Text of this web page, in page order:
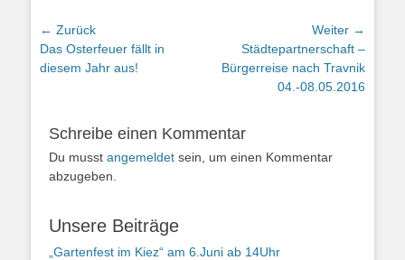
Beitragsnavigation
← Zurück
Vorheriger
Beitrag:
Das Osterfeuer fällt in
diesem Jahr aus!
Weiter →
Nächster
Beitrag:
Städtepartnerschaft –
Bürgerreise nach Travnik
04.-08.05.2016
Schreibe einen Kommentar
Du musst angemeldet sein, um einen Kommentar
abzugeben.
Unsere Beiträge
„Gartenfest im Kiez“ am 6.Juni ab 14Uhr